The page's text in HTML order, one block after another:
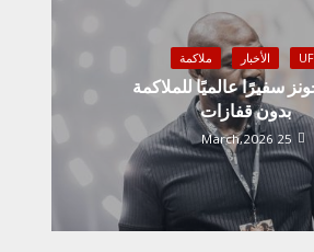
الأخبار ملاكمة
سفيرًا عالميًا للملاكمة
بدون قفازات
25 March,2026